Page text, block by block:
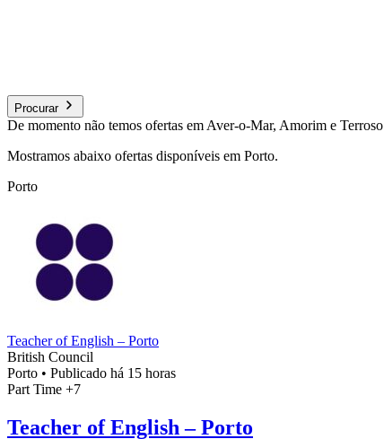
Procurar
De momento não temos ofertas em Aver-o-Mar, Amorim e Terroso
Mostramos abaixo ofertas disponíveis em Porto.
Porto
Teacher of English – Porto
British Council
Porto • Publicado há 15 horas
Part Time +7
Teacher of English – Porto